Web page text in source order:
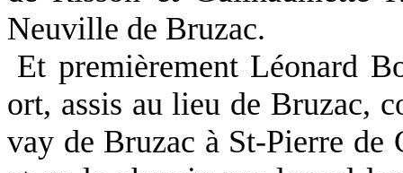
Neuville de Bruzac.
Et premièrement Léonard
ort, assis au lieu de Bruzac,
vay de Bruzac à St-Pierre de